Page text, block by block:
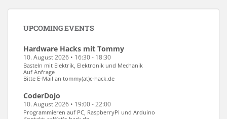
UPCOMING EVENTS
Hardware Hacks mit Tommy
10. August 2026 • 16:30 - 18:30
Basteln mit Elektrik, Elektronik und Mechanik
Auf Anfrage
Bitte E-Mail an tommy(at)c-hack.de
CoderDojo
10. August 2026 • 19:00 - 22:00
Programmieren auf PC, RaspberryPi und Arduino